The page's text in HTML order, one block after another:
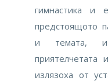
гимнастика и
предстоящото
и темата,
приятелчетата
излязоха от